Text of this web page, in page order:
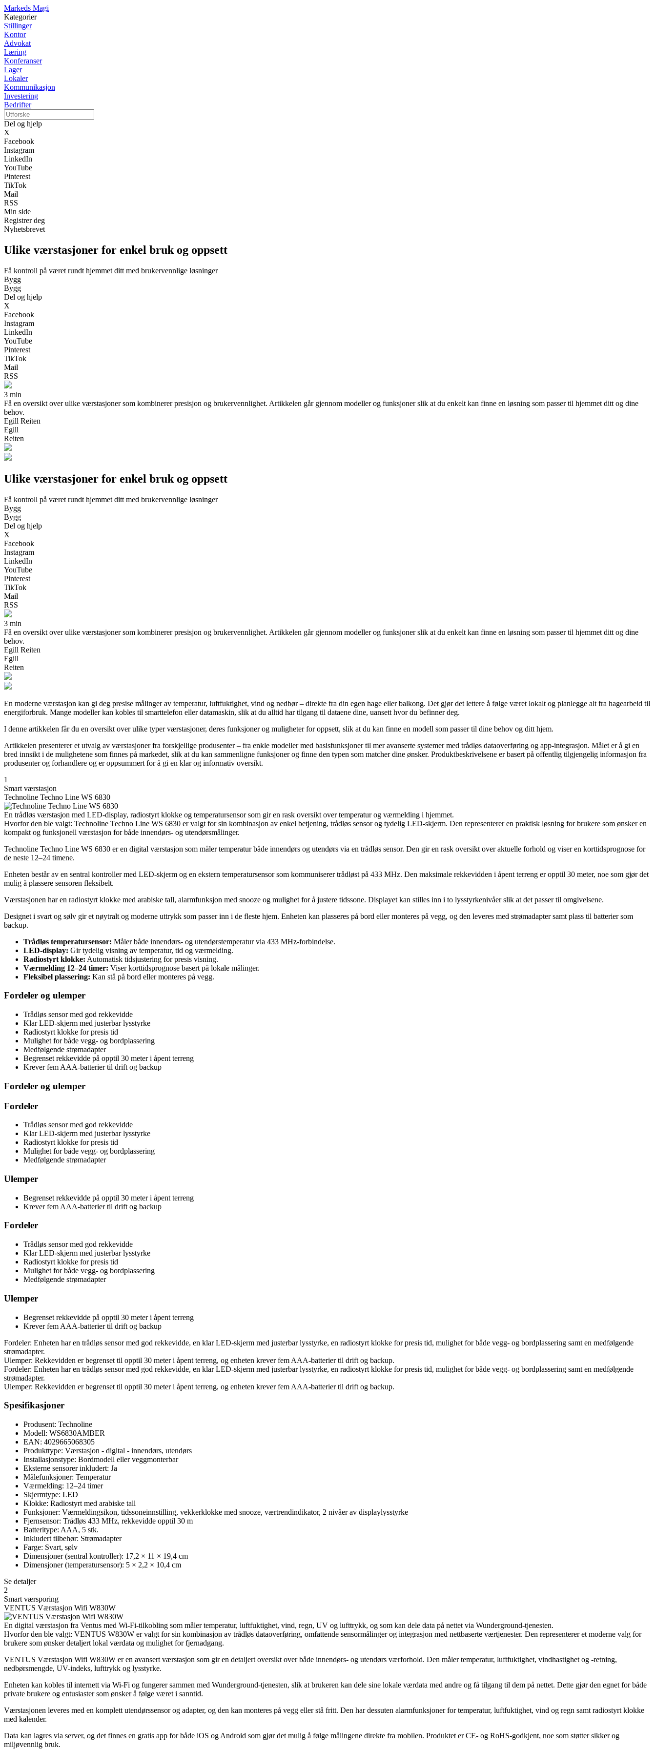
Markeds Magi
Kategorier
Stillinger
Kontor
Advokat
Læring
Konferanser
Lager
Lokaler
Kommunikasjon
Investering
Bedrifter
Del og hjelp
X
Facebook
Instagram
LinkedIn
YouTube
Pinterest
TikTok
Mail
RSS
Min side
Registrer deg
Nyhetsbrevet
Ulike værstasjoner for enkel bruk og oppsett
Få kontroll på været rundt hjemmet ditt med brukervennlige løsninger
Bygg
Bygg
Del og hjelp
X
Facebook
Instagram
LinkedIn
YouTube
Pinterest
TikTok
Mail
RSS
3 min
Få en oversikt over ulike værstasjoner som kombinerer presisjon og brukervennlighet. Artikkelen går gjennom modeller og funksjoner slik at du enkelt kan finne en løsning som passer til hjemmet ditt og dine
behov.
Egill Reiten
Egill
Reiten
Ulike værstasjoner for enkel bruk og oppsett
Få kontroll på været rundt hjemmet ditt med brukervennlige løsninger
Bygg
Bygg
Del og hjelp
X
Facebook
Instagram
LinkedIn
YouTube
Pinterest
TikTok
Mail
RSS
3 min
Få en oversikt over ulike værstasjoner som kombinerer presisjon og brukervennlighet. Artikkelen går gjennom modeller og funksjoner slik at du enkelt kan finne en løsning som passer til hjemmet ditt og dine
behov.
Egill Reiten
Egill
Reiten
En moderne værstasjon kan gi deg presise målinger av temperatur, luftfuktighet, vind og nedbør – direkte fra din egen hage eller balkong. Det gjør det lettere å følge været lokalt og planlegge alt fra hagearbeid til
energiforbruk. Mange modeller kan kobles til smarttelefon eller datamaskin, slik at du alltid har tilgang til dataene dine, uansett hvor du befinner deg.
I denne artikkelen får du en oversikt over ulike typer værstasjoner, deres funksjoner og muligheter for oppsett, slik at du kan finne en modell som passer til dine behov og ditt hjem.
Artikkelen presenterer et utvalg av værstasjoner fra forskjellige produsenter – fra enkle modeller med basisfunksjoner til mer avanserte systemer med trådløs dataoverføring og app-integrasjon. Målet er å gi en
bred innsikt i de mulighetene som finnes på markedet, slik at du kan sammenligne funksjoner og finne den typen som matcher dine ønsker. Produktbeskrivelsene er basert på offentlig tilgjengelig informasjon fra
produsenter og forhandlere og er oppsummert for å gi en klar og informativ oversikt.
1
Smart værstasjon
Technoline Techno Line WS 6830
En trådløs værstasjon med LED-display, radiostyrt klokke og temperatursensor som gir en rask oversikt over temperatur og værmelding i hjemmet.
Hvorfor den ble valgt: Technoline Techno Line WS 6830 er valgt for sin kombinasjon av enkel betjening, trådløs sensor og tydelig LED-skjerm. Den representerer en praktisk løsning for brukere som ønsker en
kompakt og funksjonell værstasjon for både innendørs- og utendørsmålinger.
Technoline Techno Line WS 6830 er en digital værstasjon som måler temperatur både innendørs og utendørs via en trådløs sensor. Den gir en rask oversikt over aktuelle forhold og viser en korttidsprognose for
de neste 12–24 timene.
Enheten består av en sentral kontroller med LED-skjerm og en ekstern temperatursensor som kommuniserer trådløst på 433 MHz. Den maksimale rekkevidden i åpent terreng er opptil 30 meter, noe som gjør det
mulig å plassere sensoren fleksibelt.
Værstasjonen har en radiostyrt klokke med arabiske tall, alarmfunksjon med snooze og mulighet for å justere tidssone. Displayet kan stilles inn i to lysstyrkenivåer slik at det passer til omgivelsene.
Designet i svart og sølv gir et nøytralt og moderne uttrykk som passer inn i de fleste hjem. Enheten kan plasseres på bord eller monteres på vegg, og den leveres med strømadapter samt plass til batterier som
backup.
Trådløs temperatursensor: Måler både innendørs- og utendørstemperatur via 433 MHz-forbindelse.
LED-display: Gir tydelig visning av temperatur, tid og værmelding.
Radiostyrt klokke: Automatisk tidsjustering for presis visning.
Værmelding 12–24 timer: Viser korttidsprognose basert på lokale målinger.
Fleksibel plassering: Kan stå på bord eller monteres på vegg.
Fordeler og ulemper
Trådløs sensor med god rekkevidde
Klar LED-skjerm med justerbar lysstyrke
Radiostyrt klokke for presis tid
Mulighet for både vegg- og bordplassering
Medfølgende strømadapter
Begrenset rekkevidde på opptil 30 meter i åpent terreng
Krever fem AAA-batterier til drift og backup
Fordeler og ulemper
Fordeler
Trådløs sensor med god rekkevidde
Klar LED-skjerm med justerbar lysstyrke
Radiostyrt klokke for presis tid
Mulighet for både vegg- og bordplassering
Medfølgende strømadapter
Ulemper
Begrenset rekkevidde på opptil 30 meter i åpent terreng
Krever fem AAA-batterier til drift og backup
Fordeler
Trådløs sensor med god rekkevidde
Klar LED-skjerm med justerbar lysstyrke
Radiostyrt klokke for presis tid
Mulighet for både vegg- og bordplassering
Medfølgende strømadapter
Ulemper
Begrenset rekkevidde på opptil 30 meter i åpent terreng
Krever fem AAA-batterier til drift og backup
Fordeler: Enheten har en trådløs sensor med god rekkevidde, en klar LED-skjerm med justerbar lysstyrke, en radiostyrt klokke for presis tid, mulighet for både vegg- og bordplassering samt en medfølgende
strømadapter.
Ulemper: Rekkevidden er begrenset til opptil 30 meter i åpent terreng, og enheten krever fem AAA-batterier til drift og backup.
Fordeler: Enheten har en trådløs sensor med god rekkevidde, en klar LED-skjerm med justerbar lysstyrke, en radiostyrt klokke for presis tid, mulighet for både vegg- og bordplassering samt en medfølgende
strømadapter.
Ulemper: Rekkevidden er begrenset til opptil 30 meter i åpent terreng, og enheten krever fem AAA-batterier til drift og backup.
Spesifikasjoner
Produsent: Technoline
Modell: WS6830AMBER
EAN: 4029665068305
Produkttype: Værstasjon - digital - innendørs, utendørs
Installasjonstype: Bordmodell eller veggmonterbar
Eksterne sensorer inkludert: Ja
Målefunksjoner: Temperatur
Værmelding: 12–24 timer
Skjermtype: LED
Klokke: Radiostyrt med arabiske tall
Funksjoner: Værmeldingsikon, tidssoneinnstilling, vekkerklokke med snooze, værtrendindikator, 2 nivåer av displaylysstyrke
Fjernsensor: Trådløs 433 MHz, rekkevidde opptil 30 m
Batteritype: AAA, 5 stk.
Inkludert tilbehør: Strømadapter
Farge: Svart, sølv
Dimensjoner (sentral kontroller): 17,2 × 11 × 19,4 cm
Dimensjoner (temperatursensor): 5 × 2,2 × 10,4 cm
Se detaljer
2
Smart værsporing
VENTUS Værstasjon Wifi W830W
En digital værstasjon fra Ventus med Wi-Fi-tilkobling som måler temperatur, luftfuktighet, vind, regn, UV og lufttrykk, og som kan dele data på nettet via Wunderground-tjenesten.
Hvorfor den ble valgt: VENTUS W830W er valgt for sin kombinasjon av trådløs dataoverføring, omfattende sensormålinger og integrasjon med nettbaserte værtjenester. Den representerer et moderne valg for
brukere som ønsker detaljert lokal værdata og mulighet for fjernadgang.
VENTUS Værstasjon Wifi W830W er en avansert værstasjon som gir en detaljert oversikt over både innendørs- og utendørs værforhold. Den måler temperatur, luftfuktighet, vindhastighet og -retning,
nedbørsmengde, UV-indeks, lufttrykk og lysstyrke.
Enheten kan kobles til internett via Wi-Fi og fungerer sammen med Wunderground-tjenesten, slik at brukeren kan dele sine lokale værdata med andre og få tilgang til dem på nettet. Dette gjør den egnet for både
private brukere og entusiaster som ønsker å følge været i sanntid.
Værstasjonen leveres med en komplett utendørssensor og adapter, og den kan monteres på vegg eller stå fritt. Den har dessuten alarmfunksjoner for temperatur, luftfuktighet, vind og regn samt radiostyrt klokke
med kalender.
Data kan lagres via server, og det finnes en gratis app for både iOS og Android som gjør det mulig å følge målingene direkte fra mobilen. Produktet er CE- og RoHS-godkjent, noe som støtter sikker og
miljøvennlig bruk.